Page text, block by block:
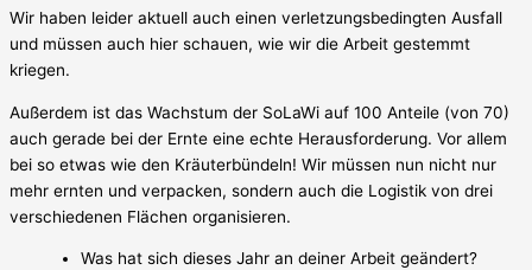
Wir haben leider aktuell auch einen verletzungsbedingten Ausfall
und müssen auch hier schauen, wie wir die Arbeit gestemmt
kriegen.
Außerdem ist das Wachstum der SoLaWi auf 100 Anteile (von 70)
auch gerade bei der Ernte eine echte Herausforderung. Vor allem
bei so etwas wie den Kräuterbündeln! Wir müssen nun nicht nur
mehr ernten und verpacken, sondern auch die Logistik von drei
verschiedenen Flächen organisieren.
Was hat sich dieses Jahr an deiner Arbeit geändert?